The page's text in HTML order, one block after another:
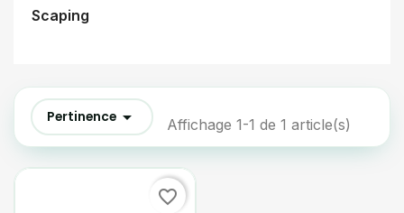
Scaping
Pertinence Affichage 1-1 de 1 article(s)
favorite_border